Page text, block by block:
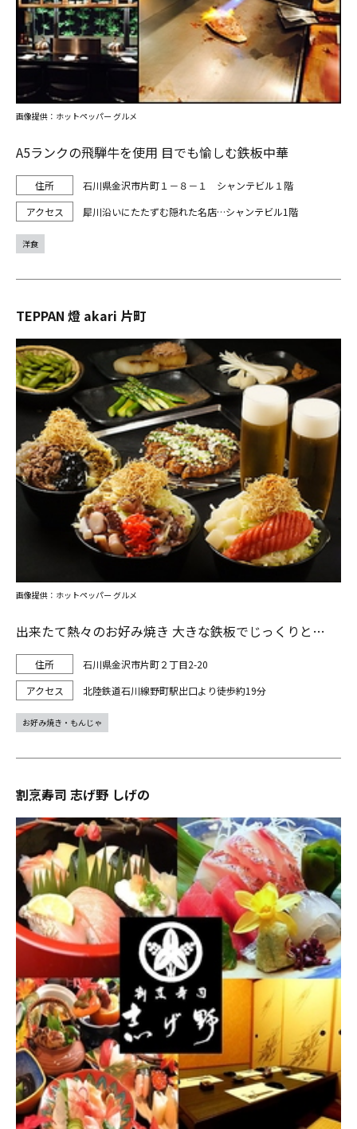
A5ランクの飛騨牛を使用 目でも愉しむ鉄板中華
石川県金沢市片町１－８－１ シャンテビル１階
犀川沿いにたたずむ隠れた名店…シャンテビル1階
画像提供：ホットペッパー グルメ
洋食
TEPPAN 燈 akari 片町
出来たて熱々のお好み焼き 大きな鉄板でじっくりと…
石川県金沢市片町２丁目2-20
北陸鉄道石川線野町駅出口より徒歩約19分
画像提供：ホットペッパー グルメ
お好み焼き・もんじゃ
割烹寿司 志げ野 しげの